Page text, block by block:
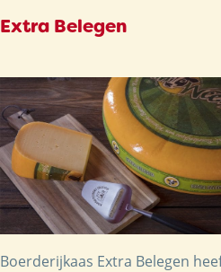
Extra Belegen
Boerderijkaas Extra Belegen